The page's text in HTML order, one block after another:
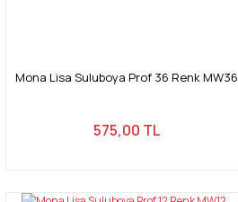
Mona Lisa Suluboya Prof 36 Renk MW36
575,00 TL